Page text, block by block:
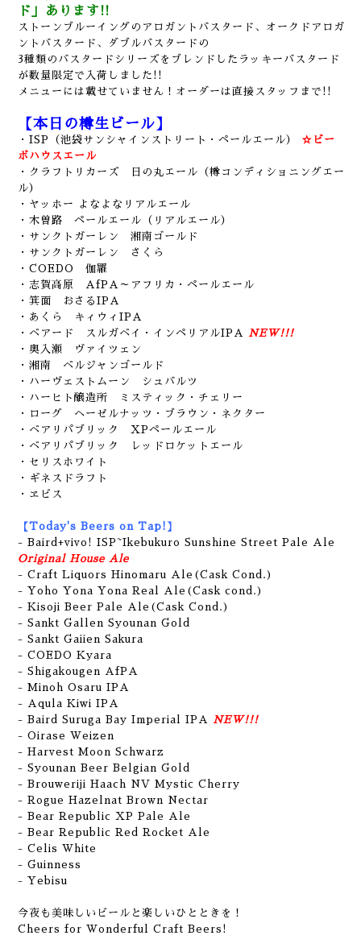
ド」あります!!
ストーンブルーイングのアロガントバスタード、オークドアロガ
ントバスタード、ダブルバスタードの
3種類の バスタードシリーズをブレンドしたラッキーバスタード
が数量限定で入荷しました!!
メニューには載せていません！オーダーは直接スタッフまで!!
【本日の樽生ビール】
・ISP（池袋サンシャインストリート・ペールエール）
☆ビー
ボハウスエール
・クラフトリカーズ 日の丸エール（樽コンディショニングエー
ル）
・ヤッホー よなよなリアルエール
・木曽路 ペールエール（リアルエール）
・サンクトガーレン 湘南ゴールド
・サンクトガーレン さくら
・COEDO 伽羅
・志賀高原 AfPA～アフリカ・ペールエール
・箕面 おさるIPA
・あくら キィウィIPA
・ベアード スルガベイ・インペリアルIPA
NEW!!!
・奥入瀬 ヴァイツェン
・湘南 ベルジャンゴールド
・ハーヴェストムーン シュバルツ
・ハーヒト醸造所 ミスティック・チェリー
・ローグ ヘーゼルナッツ・ブラウン・ネクター
・ベアリパブリック XPペールエール
・ベアリパブリック レッドロケットエール
・セリスホワイト
・ギネスドラフト
・ヱビス
【Today's Beers on Tap!】
- Baird+vivo! ISP~Ikebukuro Sunshine Street Pale Ale
Original House Ale
- Craft Liquors Hinomaru Ale(Cask Cond.)
- Yoho Yona Yona Real Ale(Cask cond.)
- Kisoji Beer Pale Ale(Cask Cond.)
- Sankt Gallen Syounan Gold
- Sankt Gaiien Sakura
- COEDO Kyara
- Shigakougen AfPA
- Minoh Osaru IPA
- Aqula Kiwi IPA
- Baird Suruga Bay Imperial IPA
NEW!!!
- Oirase Weizen
- Harvest Moon Schwarz
- Syounan Beer Belgian Gold
- Brouweriji Haach NV Mystic Cherry
- Rogue Hazelnat Brown Nectar
- Bear Republic XP Pale Ale
- Bear Republic Red Rocket Ale
- Celis White
- Guinness
- Yebisu
今夜も美味しいビールと楽しいひとときを！
Cheers for Wonderful Craft Beers!